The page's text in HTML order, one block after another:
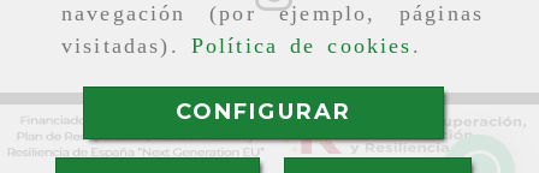
navegación (por ejemplo, páginas
visitadas). Política de cookies .
CONFIGURAR